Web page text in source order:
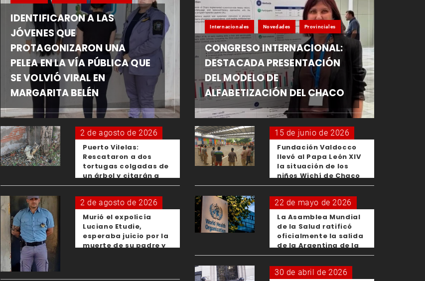
IDENTIFICARON A LAS
JÓVENES QUE
PROTAGONIZARON UNA
PELEA EN LA VÍA PÚBLICA QUE
SE VOLVIÓ VIRAL EN
MARGARITA BELÉN
2 de agosto de 2026
Puerto Vilelas:
Rescataron a dos
tortugas colgadas de
un árbol y citarán a
los padres de los
menores responsables
2 de agosto de 2026
Murió el expolicía
Luciano Etudie,
esperaba juicio por la
muerte de su padre y
Internacionales Novedades Provinciales
CONGRESO INTERNACIONAL:
DESTACADA PRESENTACIÓN
DEL MODELO DE
ALFABETIZACIÓN DEL CHACO
15 de junio de 2026
Fundación Valdocco
llevó al Papa León XIV
la situación de los
niños Wichí de Chaco
22 de mayo de 2026
La Asamblea Mundial
de la Salud ratificó
oficialmente la salida
de la Argentina de la
OMS
30 de abril de 2026